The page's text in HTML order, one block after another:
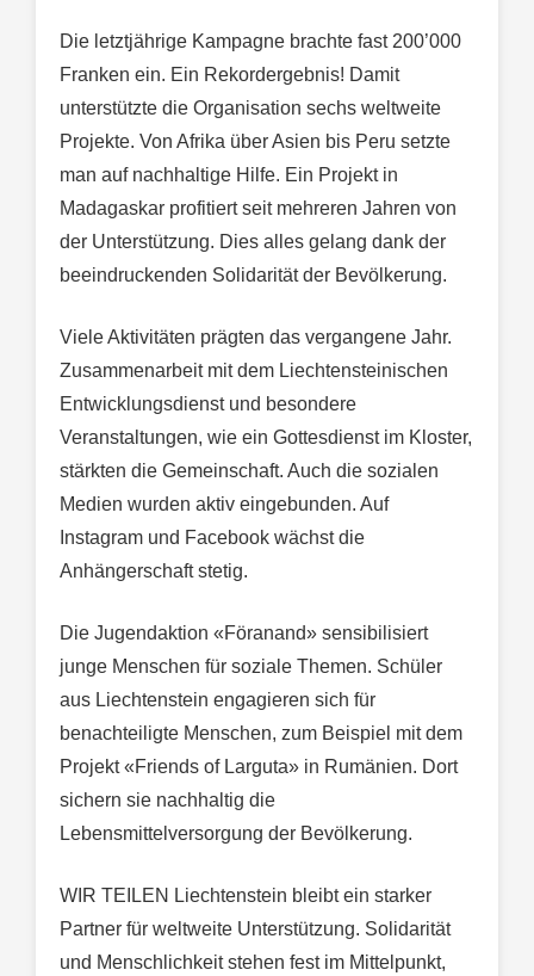
Die letztjährige Kampagne brachte fast 200’000
Franken ein. Ein Rekordergebnis! Damit
unterstützte die Organisation sechs weltweite
Projekte. Von Afrika über Asien bis Peru setzte
man auf nachhaltige Hilfe. Ein Projekt in
Madagaskar profitiert seit mehreren Jahren von
der Unterstützung. Dies alles gelang dank der
beeindruckenden Solidarität der Bevölkerung.
Viele Aktivitäten prägten das vergangene Jahr.
Zusammenarbeit mit dem Liechtensteinischen
Entwicklungsdienst und besondere
Veranstaltungen, wie ein Gottesdienst im Kloster,
stärkten die Gemeinschaft. Auch die sozialen
Medien wurden aktiv eingebunden. Auf
Instagram und Facebook wächst die
Anhängerschaft stetig.
Die Jugendaktion «Föranand» sensibilisiert
junge Menschen für soziale Themen. Schüler
aus Liechtenstein engagieren sich für
benachteiligte Menschen, zum Beispiel mit dem
Projekt «Friends of Larguta» in Rumänien. Dort
sichern sie nachhaltig die
Lebensmittelversorgung der Bevölkerung.
WIR TEILEN Liechtenstein bleibt ein starker
Partner für weltweite Unterstützung. Solidarität
und Menschlichkeit stehen fest im Mittelpunkt,